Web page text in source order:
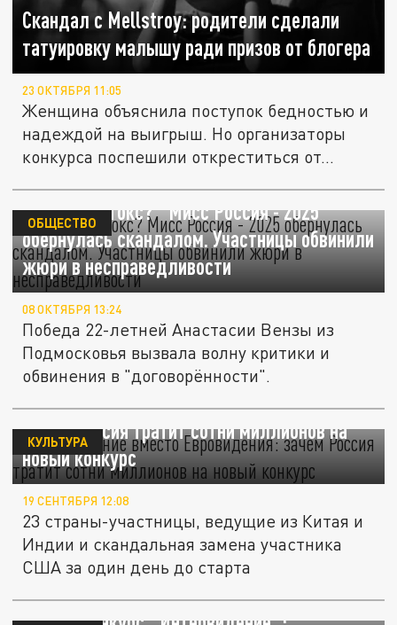
Скандал с Mellstroy: родители сделали
татуировку малышу ради призов от блогера
23 ОКТЯБРЯ 11:05
Женщина объяснила поступок бедностью и
надеждой на выигрыш. Но организаторы
конкурса поспешили откреститься от...
Виновен ботокс? "Мисс Россия - 2025"
обернулась скандалом. Участницы обвинили
жюри в несправедливости
ОБЩЕСТВО
08 ОКТЯБРЯ 13:24
Победа 22-летней Анастасии Вензы из
Подмосковья вызвала волну критики и
обвинения в "договорённости".
"Интервидение" вместо "Евровидения":
зачем Россия тратит сотни миллионов на
новый конкурс
КУЛЬТУРА
19 СЕНТЯБРЯ 12:08
23 страны-участницы, ведущие из Китая и
Индии и скандальная замена участника
США за один день до старта
"Музыка объединяет страны". Киркоров